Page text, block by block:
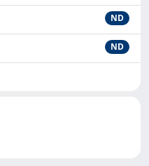
ND
ND